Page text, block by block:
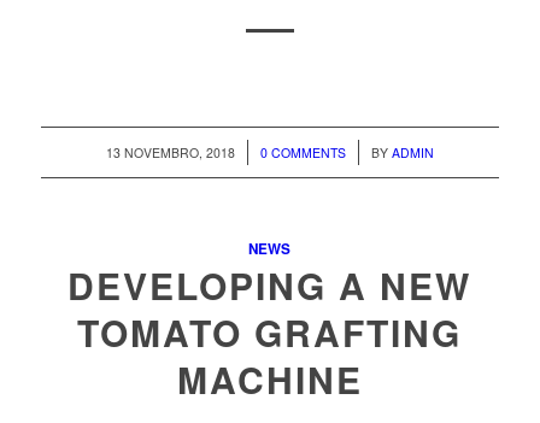
13 NOVEMBRO, 2018
/ 0 COMMENTS
/ BY ADMIN
NEWS
DEVELOPING A NEW
TOMATO GRAFTING
MACHINE